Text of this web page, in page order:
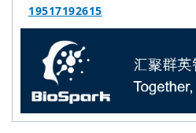
19517192615